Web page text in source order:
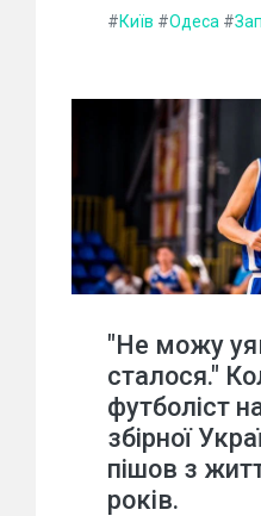
#Київ #Одеса #
"Не можу
сталося."
футболіст
збірної
пішов з
років.